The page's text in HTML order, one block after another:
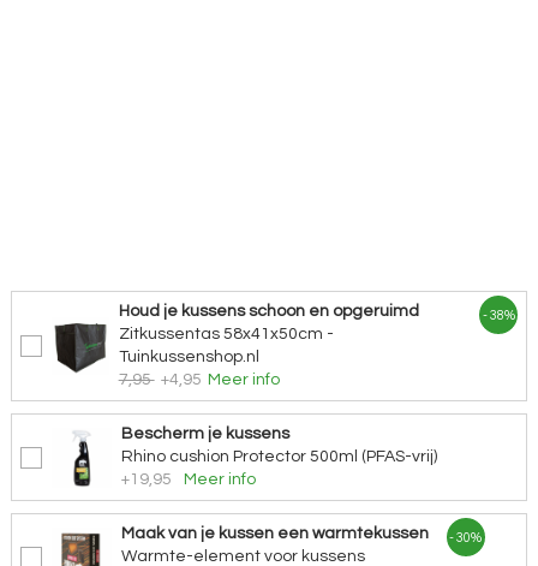
Houd je kussens schoon en opgeruimd
Zitkussentas 58x41x50cm -
Tuinkussenshop.nl
7,95 +4,95 Meer info
- 38%
Bescherm je kussens
Rhino cushion Protector 500ml (PFAS-vrij)
+19,95
Meer info
Maak van je kussen een warmtekussen
Warmte-element voor kussens
- 30%